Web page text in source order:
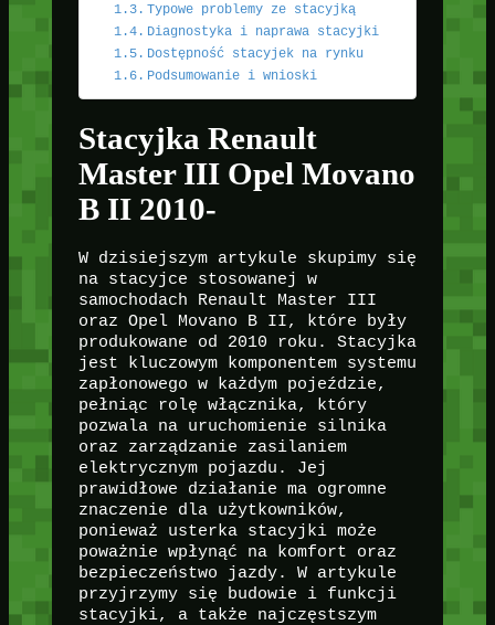
Typowe problemy ze stacyjką
Diagnostyka i naprawa stacyjki
Dostępność stacyjek na rynku
Podsumowanie i wnioski
Stacyjka Renault
Master III Opel Movano
B II 2010-
W dzisiejszym artykule skupimy się
na stacyjce stosowanej w
samochodach Renault Master III
oraz Opel Movano B II, które były
produkowane od 2010 roku. Stacyjka
jest kluczowym komponentem systemu
zapłonowego w każdym pojeździe,
pełniąc rolę włącznika, który
pozwala na uruchomienie silnika
oraz zarządzanie zasilaniem
elektrycznym pojazdu. Jej
prawidłowe działanie ma ogromne
znaczenie dla użytkowników,
ponieważ usterka stacyjki może
poważnie wpłynąć na komfort oraz
bezpieczeństwo jazdy. W artykule
przyjrzymy się budowie i funkcji
stacyjki, a także najczęstszym